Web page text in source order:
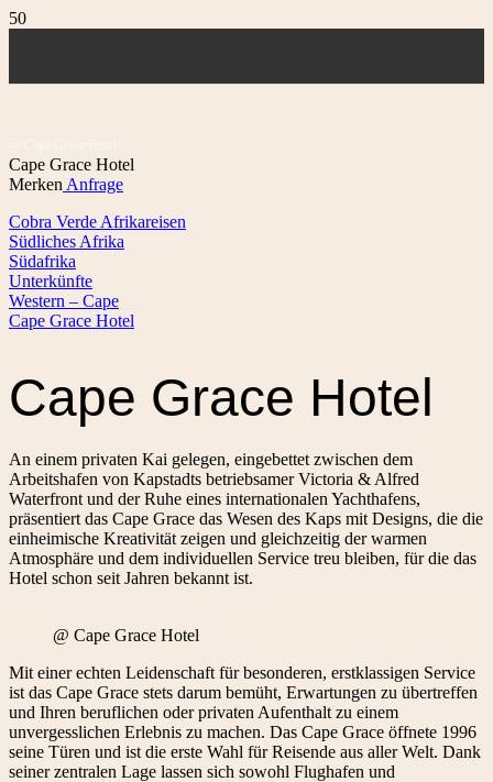
Cape Grace Hotel
Merken Anfrage
Cobra Verde Afrikareisen
Südliches Afrika
Südafrika
Unterkünfte
Western – Cape
Cape Grace Hotel
Cape Grace Hotel
An einem privaten Kai gelegen, eingebettet zwischen dem
Arbeitshafen von Kapstadts betriebsamer Victoria & Alfred
Waterfront und der Ruhe eines internationalen Yachthafens,
präsentiert das Cape Grace das Wesen des Kaps mit Designs, die die
einheimische Kreativität zeigen und gleichzeitig der warmen
Atmosphäre und dem individuellen Service treu bleiben, für die das
Hotel schon seit Jahren bekannt ist.
@ Cape Grace Hotel
Mit einer echten Leidenschaft für besonderen, erstklassigen Service
ist das Cape Grace stets darum bemüht, Erwartungen zu übertreffen
und Ihren beruflichen oder privaten Aufenthalt zu einem
unvergesslichen Erlebnis zu machen. Das Cape Grace öffnete 1996
seine Türen und ist die erste Wahl für Reisende aus aller Welt. Dank
seiner zentralen Lage lassen sich sowohl Flughafen und